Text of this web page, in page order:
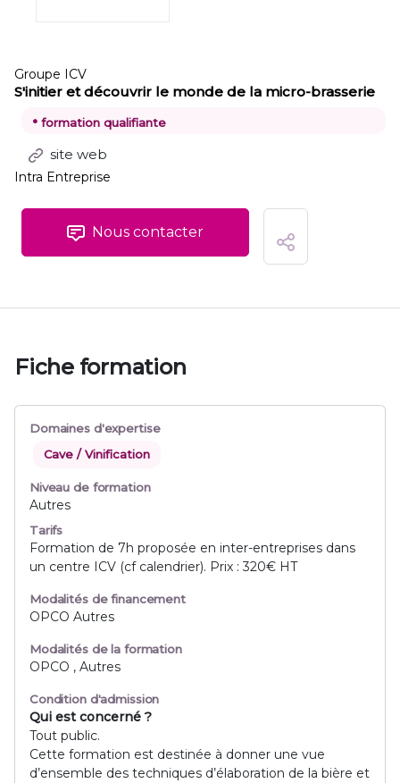
Groupe ICV
S'initier et découvrir le monde de la micro-brasserie
• formation qualifiante
site web
Intra Entreprise
Nous contacter
Fiche formation
Domaines d'expertise
Cave / Vinification
Niveau de formation
Autres
Tarifs
Formation de 7h proposée en inter-entreprises dans
un centre ICV (cf calendrier). Prix : 320€ HT
Modalités de financement
OPCO Autres
Modalités de la formation
OPCO , Autres
Condition d'admission
Qui est concerné ?
Tout public.
Cette formation est destinée à donner une vue
d’ensemble des techniques d’élaboration de la bière et